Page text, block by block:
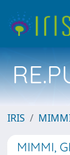
IRIS
MIMMI,